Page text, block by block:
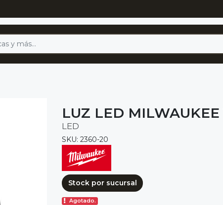
LUZ LED
LED
SKU: 2360-20
Stock por sucursal
Agotado.